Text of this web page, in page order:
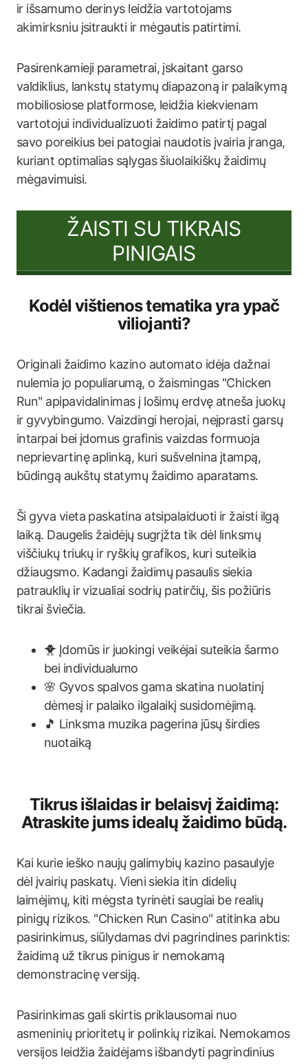
ir išsamumo derinys leidžia vartotojams
akimirksniu įsitraukti ir mėgautis patirtimi.
Pasirenkamieji parametrai, įskaitant garso
valdiklius, lankstų statymų diapazoną ir palaikymą
mobiliosiose platformose, leidžia kiekvienam
vartotojui individualizuoti žaidimo patirtį pagal
savo poreikius bei patogiai naudotis įvairia įranga,
kuriant optimalias sąlygas šiuolaikiškų žaidimų
mėgavimuisi.
ŽAISTI SU TIKRAIS
PINIGAIS
Kodėl vištienos tematika yra ypač
viliojanti?
Originali žaidimo kazino automato idėja dažnai
nulemia jo populiarumą, o žaismingas "Chicken
Run" apipavidalinimas į lošimų erdvę atneša juokų
ir gyvybingumo. Vaizdingi herojai, neįprasti garsų
intarpai bei įdomus grafinis vaizdas formuoja
neprievartinę aplinką, kuri sušvelnina įtampą,
būdingą aukštų statymų žaidimo aparatams.
Ši gyva vieta paskatina atsipalaiduoti ir žaisti ilgą
laiką. Daugelis žaidėjų sugrįžta tik dėl linksmų
viščiukų triukų ir ryškių grafikos, kuri suteikia
džiaugsmo. Kadangi žaidimų pasaulis siekia
patrauklių ir vizualiai sodrių patirčių, šis požiūris
tikrai šviečia.
🐥 Įdomūs ir juokingi veikėjai suteikia šarmo
bei individualumo
🌸 Gyvos spalvos gama skatina nuolatinį
dėmesį ir palaiko ilgalaikį susidomėjimą.
🎵 Linksma muzika pagerina jūsų širdies
nuotaiką
Tikrus išlaidas ir belaisvį žaidimą:
Atraskite jums idealų žaidimo būdą.
Kai kurie ieško naujų galimybių kazino pasaulyje
dėl įvairių paskatų. Vieni siekia itin didelių
laimėjimų, kiti mėgsta tyrinėti saugiai be realių
pinigų rizikos. "Chicken Run Casino" atitinka abu
pasirinkimus, siūlydamas dvi pagrindines parinktis:
žaidimą už tikrus pinigus ir nemokamą
demonstracinę versiją.
Pasirinkimas gali skirtis priklausomai nuo
asmeninių prioritetų ir polinkių rizikai. Nemokamos
versijos leidžia žaidėjams išbandyti pagrindinius